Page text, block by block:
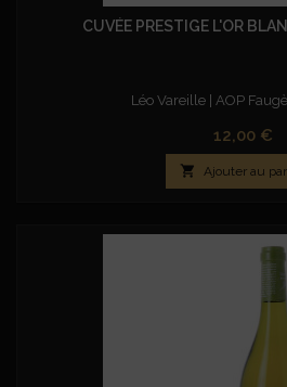
CUVÉE PRESTIGE L'OR
Léo Vareille| AOP
Prix
12,00 €
 Ajouter au